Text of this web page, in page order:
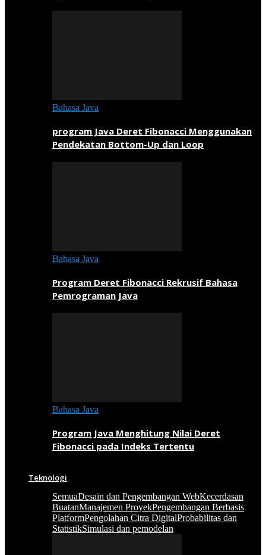
Bahasa Java
program Java Deret Fibonacci Menggunakan
Pendekatan Bottom-Up dan Loop
Bahasa Java
Program Deret Fibonacci Rekrusif Bahasa
Pemrograman Java
Bahasa Java
Program Java Menghitung Nilai Deret
Fibonacci pada Indeks Tertentu
Teknologi
SemuaDesain dan Pengembangan WebKecerdasan
BuatanManajemen ProyekPengembangan Berbasis
PlatformPengolahan Citra DigitalProbabilitas dan
StatistikSimulasi dan pemodelan